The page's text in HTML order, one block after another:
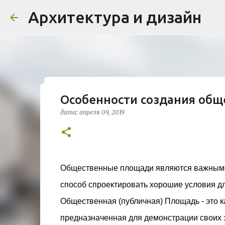
Архитектура и дизайн
Проект дома в стиле
Жардена»
дата:
бюро Vincent Callebaut Architectures.
районе Cité Créative, стал примером
контекст. Комплекс состоит из двух
назначения, общая площадь 5 364 м²) и
В общей сложности 113 жилых единиц
принципов биоразнообразия и
Особенности создания
дата: апреля 09, 2019
Общественные площади являются
способ спроектировать хорошие условия
Общественная (публичная) Площадь - это
предназначенная для демонстрации